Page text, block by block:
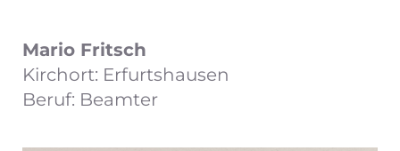
Mario Fritsch
Kirchort: Erfurtshausen
Beruf: Beamter